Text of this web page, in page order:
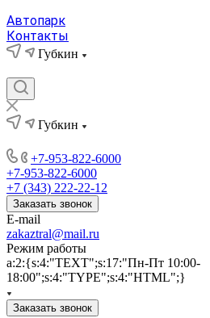
Автопарк
Контакты
Губкин
Губкин
+7-953-822-6000
+7-953-822-6000
+7 (343) 222-22-12
Заказать звонок
E-mail
zakaztral@mail.ru
Режим работы
a:2:{s:4:"TEXT";s:17:"Пн-Пт 10:00-
18:00";s:4:"TYPE";s:4:"HTML";}
Заказать звонок